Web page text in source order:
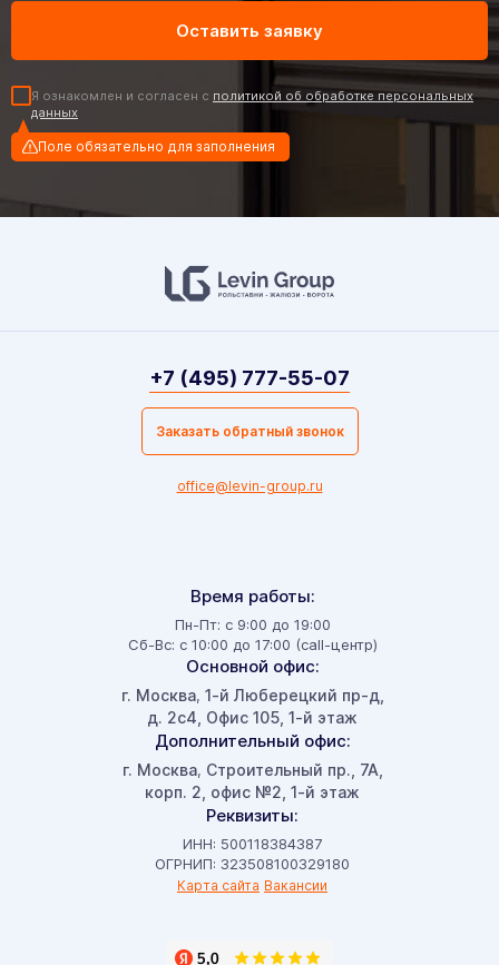
Я ознакомлен и согласен с политикой об обработке персональных
данных
Поле обязательно для заполнения
Время работы:
Пн-Пт: с 9:00 до 19:00
Сб-Вс: с 10:00 до 17:00 (call-центр)
Основной офис:
г. Москва, 1-й Люберецкий пр-д,
д. 2с4, Офис 105, 1-й этаж
Дополнительный офис:
г. Москва, Строительный пр., 7А,
корп. 2, офис №2, 1-й этаж
Реквизиты:
ИНН: 500118384387
ОГРНИП: 323508100329180
Карта сайта Вакансии
+7 (495) 777-55-07
Заказать обратный звонок
office@levin-group.ru